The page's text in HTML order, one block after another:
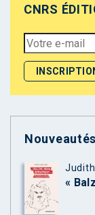
CNRS
Nouveautés
Judith
«